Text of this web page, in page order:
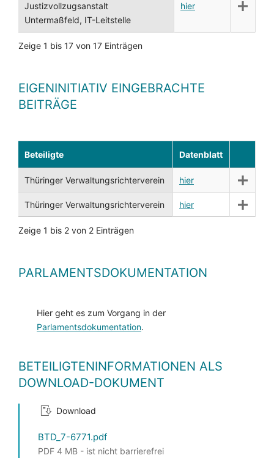
Justizvollzugsanstalt
Untermaßfeld, IT-Leitstelle
hier
Zeige 1 bis 17 von 17 Einträgen
EIGENINITIATIV EINGEBRACHTE
BEITRÄGE
Beteiligte Datenblatt
Thüringer Verwaltungsrichterverein hier
Thüringer Verwaltungsrichterverein hier
Zeige 1 bis 2 von 2 Einträgen
PARLAMENTSDOKUMENTATION
Hier geht es zum Vorgang in der
Parlamentsdokumentation.
BETEILIGTENINFORMATIONEN ALS
DOWNLOAD-DOKUMENT
Download
BTD_7-6771.pdf
PDF 4 MB - ist nicht barrierefrei